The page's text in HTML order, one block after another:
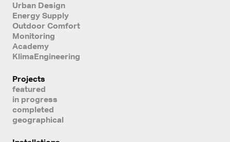
Urban Design
Energy Supply
Outdoor Comfort
Monitoring
Academy
KlimaEngineering
Projects
featured
in progress
completed
geographical